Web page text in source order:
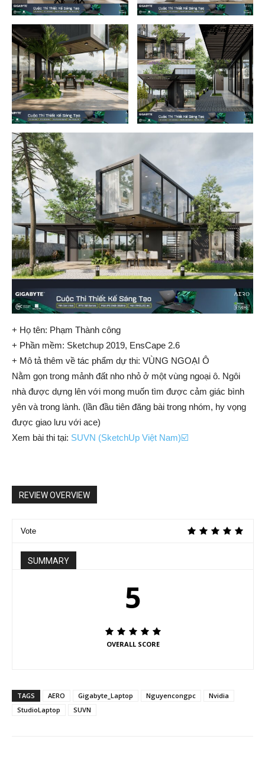
+ Họ tên: Phạm Thành công
+ Phần mềm: Sketchup 2019, EnsCape 2.6
+ Mô tả thêm về tác phẩm dự thi: VÙNG NGOẠI Ô
Nằm gọn trong mảnh đất nho nhỏ ở một vùng ngoại ô. Ngôi
nhà được dựng lên với mong muốn tìm được cảm giác bình
yên và trong lành. (lần đầu tiên đăng bài trong nhóm, hy vọng
được giao lưu với ace)
Xem bài thi tại: SUVN (SketchUp Việt Nam)☑️
REVIEW OVERVIEW
Vote
SUMMARY
5
OVERALL SCORE
TAGS AERO Gigabyte_Laptop Nguyencongpc
Nvidia
StudioLaptop
SUVN